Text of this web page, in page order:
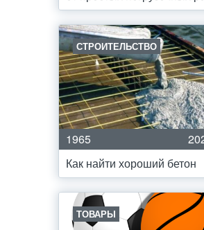
СТРОИТЕЛЬСТВО
1965
Как найти хороший бетон
ТОВАРЫ